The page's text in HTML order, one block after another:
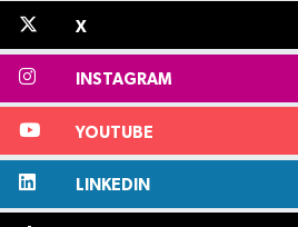
X
INSTAGRAM
YOUTUBE
LINKEDIN